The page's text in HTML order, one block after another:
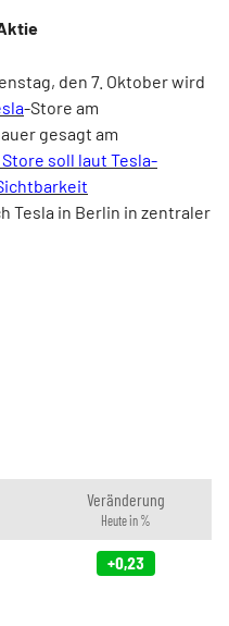
den 7. Oktober wird
-Store am
gesagt am
soll laut Tesla-
Tesla in Berlin in zentraler
Veränderung
Heute in %
+0,23